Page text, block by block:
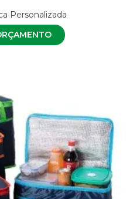
Personalizada